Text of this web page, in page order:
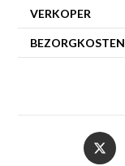
VERKOPER
BEZORGKOSTEN
Opent
in